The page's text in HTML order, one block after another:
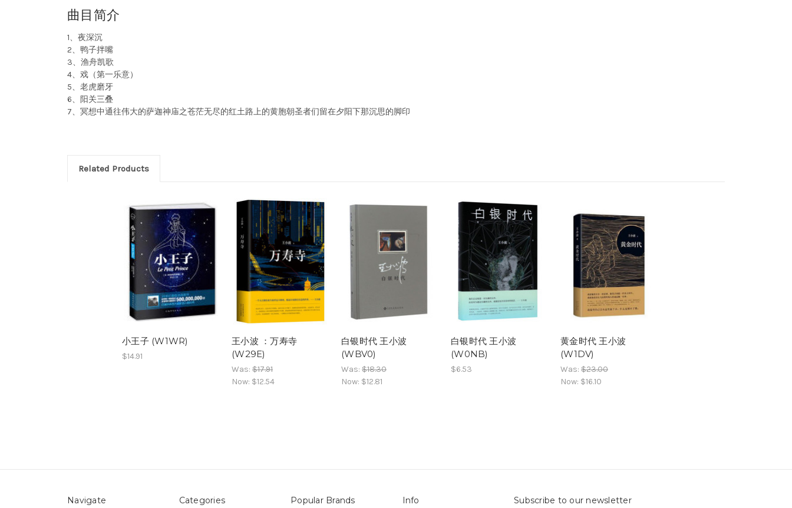
曲目简介
1、夜深沉
2、鸭子拌嘴
3、渔舟凯歌
4、戏（第一乐意）
5、老虎磨牙
6、阳关三叠
7、冥想中通往伟大的萨迦神庙之苍茫无尽的红土路上的黄胞朝圣者们留在夕阳下那沉思的脚印
Related Products
小王子 (W1WR)
$14.91
王小波 ：万寿寺
(W29E)
Was: $17.91
Now: $12.54
白银时代 王小波
(WBV0)
Was: $18.30
Now: $12.81
白银时代 王小波
(W0NB)
$6.53
黄金时代 王小波
(W1DV)
Was: $23.00
Now: $16.10
Navigate Categories Popular Brands Info Subscribe to our newsletter